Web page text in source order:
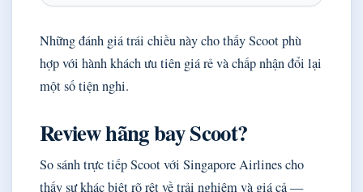
Những đánh giá trái chiều này cho thấy Scoot phù
hợp với hành khách ưu tiên giá rẻ và chấp nhận đổi lại
một số tiện nghi.
Review hãng bay Scoot?
So sánh trực tiếp Scoot với Singapore Airlines cho
thấy sự khác biệt rõ rệt về trải nghiệm và giá cả —